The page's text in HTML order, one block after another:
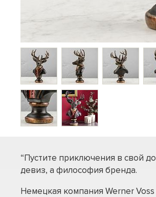
“Пустите приключения в свой
девиз, а философия бренда.
Немецкая компания Werner